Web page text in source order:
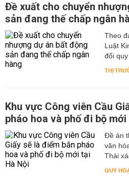
Đề xuất cho chuyển
sản đang thế chấp ngân
Theo
Luật
đổi quy
THỊ
Khu vực Công viên Cầu
pháo hoa và phố đi bộ mới
Đề án
văn
Thái
QUY